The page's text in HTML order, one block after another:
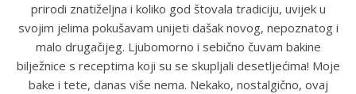
prirodi znatiželjna i koliko god štovala tradiciju, uvijek u
svojim jelima pokušavam unijeti dašak novog, nepoznatog i
malo drugačijeg. Ljubomorno i sebično čuvam bakine
bilježnice s receptima koji su se skupljali desetljećima! Moje
bake i tete, danas više nema. Nekako, nostalgično, ovaj